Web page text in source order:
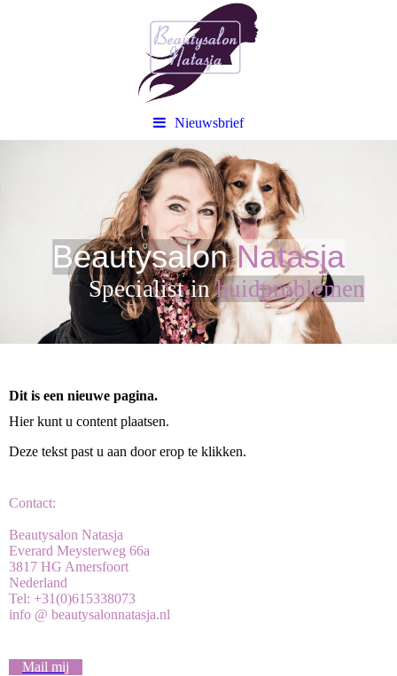
Nieuwsbrief
Beautysalon Natasja
Specialist inhuidproblemen
Dit is een nieuwe pagina.
Hier kunt u content plaatsen.
Deze tekst past u aan door erop te klikken.
Contact:
Beautysalon Natasja
Everard Meysterweg 66a
3817 HG Amersfoort
Nederland
Tel: +31(0)615338073
info @ beautysalonnatasja.nl
Mail mij